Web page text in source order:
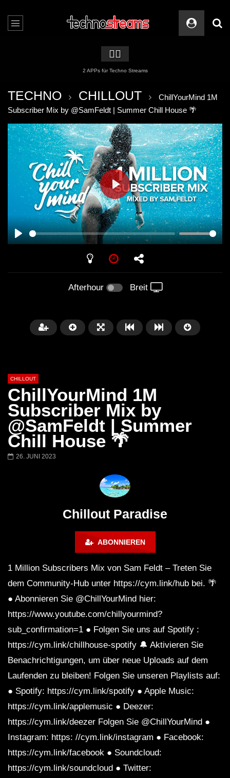
🏳️‍🌈
2 APPs für Techno Streams
TECHNO CHILLOUT
ChillYourMind 1M
Subscriber Mix by @SamFeldt | Summer Chill House 🌴
PLAY
PLAY
Afterhour Breit
Später
01:02:49
Chillout Ibiza Lounge 2024 🍓
Calm & Relaxing Background
Music 🍓 Chill, Study, Work,
CHILLOUT
ChillYourMind 1M
Subscriber Mix by
@SamFeldt | Summer
Chill House 🌴
26. JUNI 2023
Chillout Paradise
ABONNIEREN
1 Million Subscribers Mix von Sam Feldt – Treten Sie
dem Community-Hub unter https://cym.link/hub bei. 🌴
● Abonnieren Sie @ChillYourMind hier:
https://www.youtube.com/chillyourmind?
sub_confirmation=1 ● Folgen Sie uns auf Spotify :
https://cym.link/chillhouse-spotify 🔔 Aktivieren Sie
Benachrichtigungen, um über neue Uploads auf dem
Laufenden zu bleiben! Folgen Sie unseren Playlists auf:
● Spotify: https://cym.link/spotify ● Apple Music:
https://cym.link/applemusic ● Deezer:
https://cym.link/deezer Folgen Sie @ChillYourMind ●
Instagram: https: //cym.link/instagram ● Facebook:
https://cym.link/facebook ● Soundcloud:
https://cym.link/soundcloud ● Twitter: